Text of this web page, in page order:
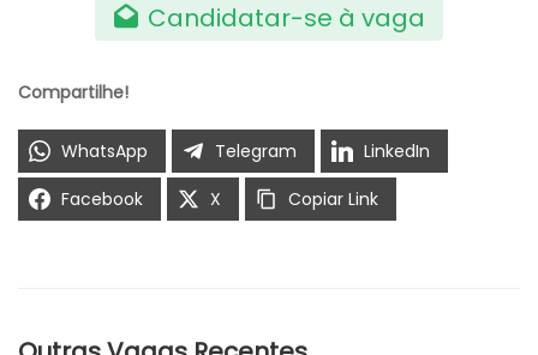
Candidatar-se à vaga
Compartilhe!
WhatsApp Telegram
LinkedIn
Facebook
X Copiar Link